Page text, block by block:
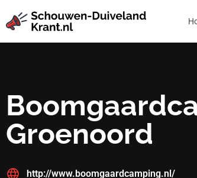
Groenoord
http://www.boomgaardcamping.nl/